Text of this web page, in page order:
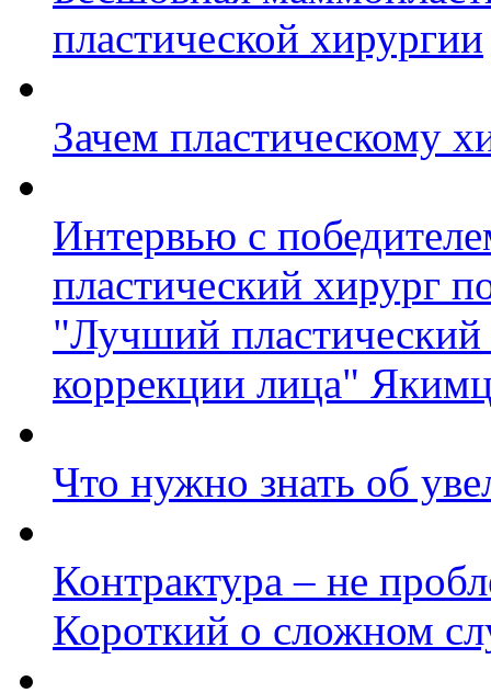
пластической хирургии
Зачем пластическому
Интервью с
пластический хирург
"Лучший
коррекции лица"
Что нужно знать об
Контрактура – не
Короткий о сложном